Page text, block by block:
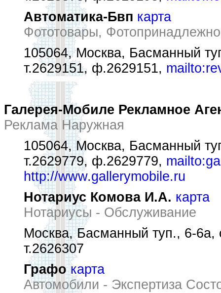
Автоматика-Бвп карта
Фототовары,
105064, Москва, Басманный
т.2629151, ф.2629151,
Галерея-Мобиле Рекламное
Реклама Наружная
105064, Москва, Басманный
т.2629779, ф.2629779,
http://www.gallerymobile.ru
Нотариус Комова И.А. карта
Нотариусы - Обслуживание
Москва, Басманный туп., 6-6а,
т.2626307
Графо карта
Автомобили - Экспертиза